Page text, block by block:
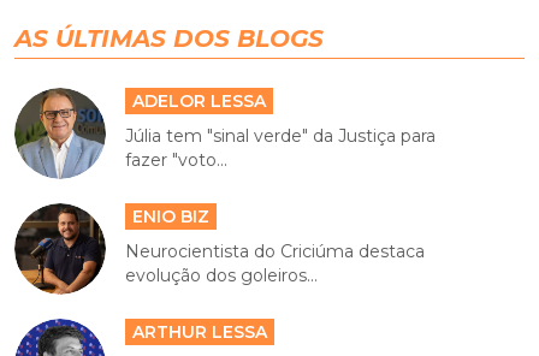
AS ÚLTIMAS DOS BLOGS
ADELOR LESSA
Júlia tem "sinal verde" da Justiça para
fazer "voto...
ENIO BIZ
Neurocientista do Criciúma destaca
evolução dos goleiros...
ARTHUR LESSA